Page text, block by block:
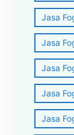
Jasa
Jasa
Jasa
Jasa
Jasa